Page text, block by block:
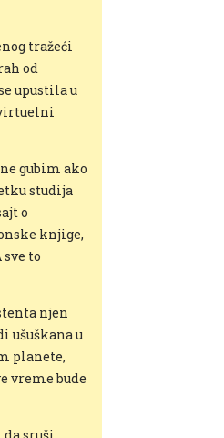
tražeći
od
upustila u
gubim ako
studija
o
knjige,
to
njen
ušuškana u
planete,
vreme bude